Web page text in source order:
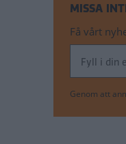
MISSA
Få vårt
Genom att